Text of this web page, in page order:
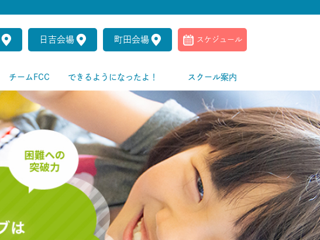
日吉会場 町田会場 スケジュール
チームFCC できるようになったよ！ スクール案内